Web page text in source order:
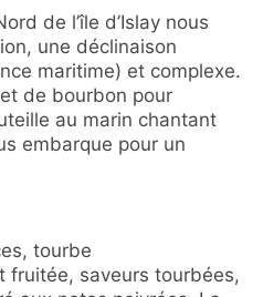
de l’île d’Islay nous
une déclinaison
maritime) et complexe.
de bourbon pour
au marin chantant
embarque pour un
tourbe
fruitée, saveurs tourbées,